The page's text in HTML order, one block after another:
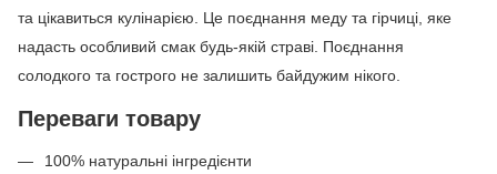
та цікавиться кулінарією. Це поєднання меду та гірчиці, яке
надасть особливий смак будь-якій страві. Поєднання
солодкого та гострого не залишить байдужим нікого.
Переваги товару
100% натуральні інгредієнти